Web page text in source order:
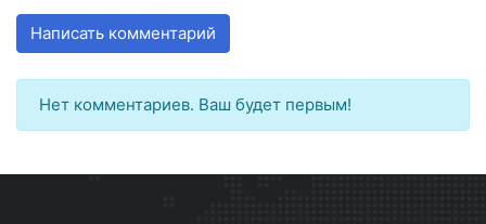
Написать комментарий
Нет комментариев. Ваш будет первым!